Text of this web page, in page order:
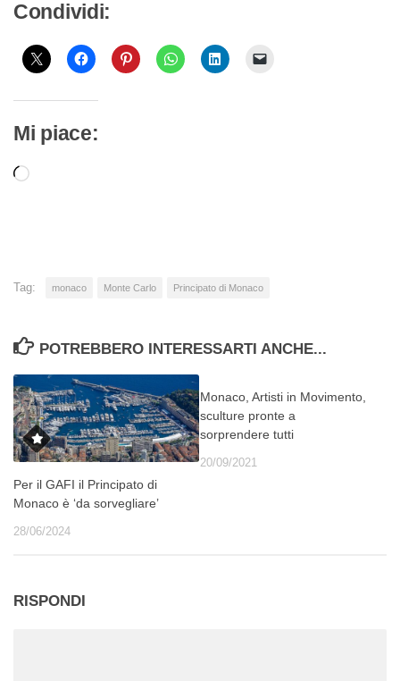
Condividi:
Mi piace:
Caricamento
Tag: monaco Monte Carlo Principato di Monaco
POTREBBERO INTERESSARTI ANCHE...
Per il GAFI il Principato di
Monaco è ‘da sorvegliare’
28/06/2024
Monaco, Artisti in Movimento,
sculture pronte a
sorprendere tutti
20/09/2021
RISPONDI